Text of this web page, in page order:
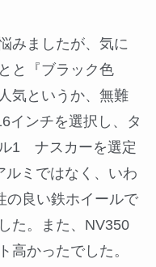
みましたが、気に
と『ブラック色
気というか、無難
インチを選択し、タ
1 ナスカーを選定
ルミではなく、いわ
の良い鉄ホイールで
た。また、NV350
高かったでした。